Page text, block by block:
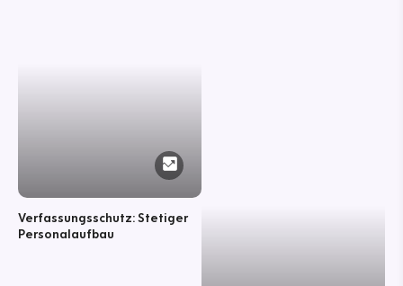
Verfassungsschutz: Stetiger
Personalaufbau